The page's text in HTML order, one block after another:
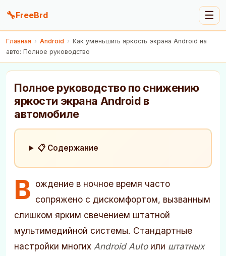
🔧FreeBrd ☰
Главная › Android › Как уменьшить яркость экрана Android на
авто: Полное руководство
Полное руководство по снижению
яркости экрана Android в
автомобиле
📋 Содержание
В ождение в ночное время часто
сопряжено с дискомфортом, вызванным
слишком ярким свечением штатной
мультимедийной системы. Стандартные
настройки многих Android Autoили штатных